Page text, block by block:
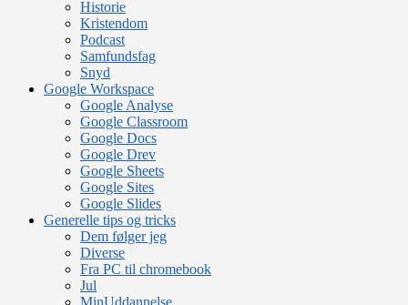
Historie
Kristendom
Podcast
Samfundsfag
Snyd
Google Workspace
Google Analyse
Google Classroom
Google Docs
Google Drev
Google Sheets
Google Sites
Google Slides
Generelle tips og tricks
Dem følger jeg
Diverse
Fra PC til chromebook
Jul
MinUddannelse